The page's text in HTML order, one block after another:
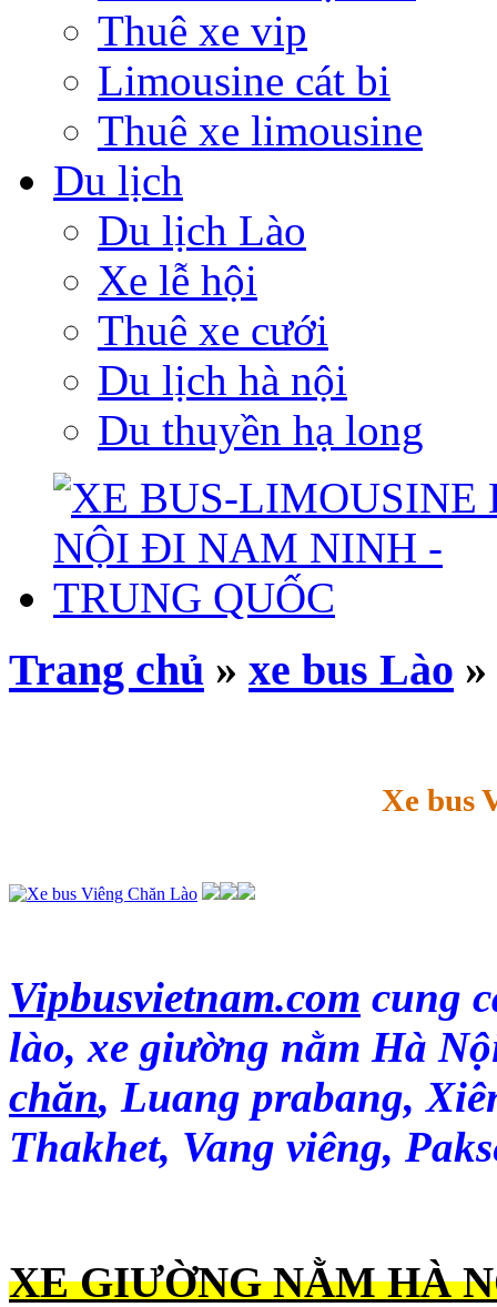
Thuê xe vip
Limousine cát bi
Thuê xe limousine
Du lịch
Du lịch Lào
Xe lễ hội
Thuê xe cưới
Du lịch hà nội
Du thuyền hạ long
Trang chủ » xe bus Lào
Xe bus
Vipbusvietnam.com cung
lào, xe giường nằm Hà
chăn, Luang prabang,
Thakhet, Vang viêng,
XE GIƯỜNG NẰM HÀ